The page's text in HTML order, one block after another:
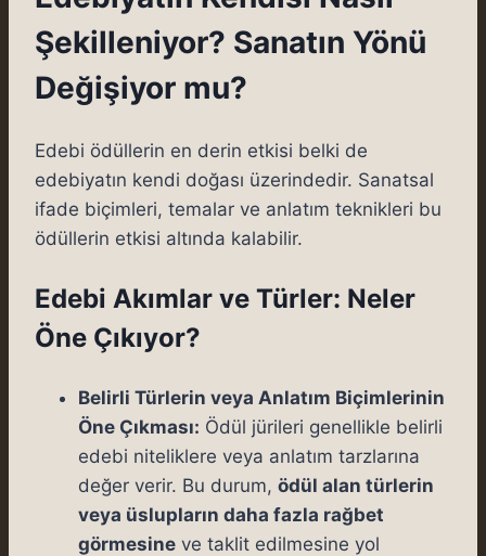
Şekilleniyor? Sanatın Yönü
Değişiyor mu?
Edebi ödüllerin en derin etkisi belki de
edebiyatın kendi doğası üzerindedir. Sanatsal
ifade biçimleri, temalar ve anlatım teknikleri bu
ödüllerin etkisi altında kalabilir.
Edebi Akımlar ve Türler: Neler
Öne Çıkıyor?
Belirli Türlerin veya Anlatım Biçimlerinin
Öne Çıkması: Ödül jürileri genellikle belirli
edebi niteliklere veya anlatım tarzlarına
değer verir. Bu durum, ödül alan türlerin
veya üslupların daha fazla rağbet
görmesine ve taklit edilmesine yol